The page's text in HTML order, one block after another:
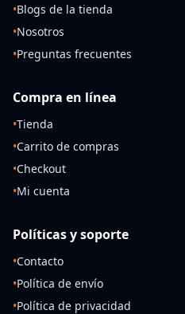
•Blogs de la tienda
•Nosotros
•Preguntas frecuentes
Compra en línea
•Tienda
•Carrito de compras
•Checkout
•Mi cuenta
Políticas y soporte
•Contacto
•Política de envío
•Política de privacidad